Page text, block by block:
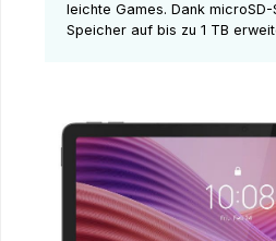
leichte Games. Dank
Speicher auf bis zu 1 TB